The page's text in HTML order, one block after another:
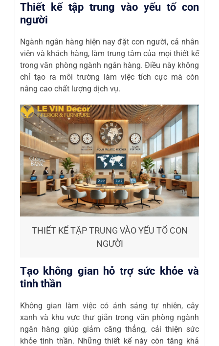
Thiết kế tập trung vào yếu tố con
người
Ngành ngân hàng hiện nay đặt con người, cả nhân
viên và khách hàng, làm trung tâm của mọi thiết kế
trong văn phòng ngành ngân hàng. Điều này không
chỉ tạo ra môi trường làm việc tích cực mà còn
nâng cao chất lượng dịch vụ.
THIẾT KẾ TẬP TRUNG VÀO YẾU TỐ CON
NGƯỜI
Tạo không gian hỗ trợ sức khỏe và
tinh thần
Không gian làm việc có ánh sáng tự nhiên, cây
xanh và khu vực thư giãn trong văn phòng ngành
ngân hàng giúp giảm căng thẳng, cải thiện sức
khỏe tinh thần. Những thiết kế này còn tăng khả